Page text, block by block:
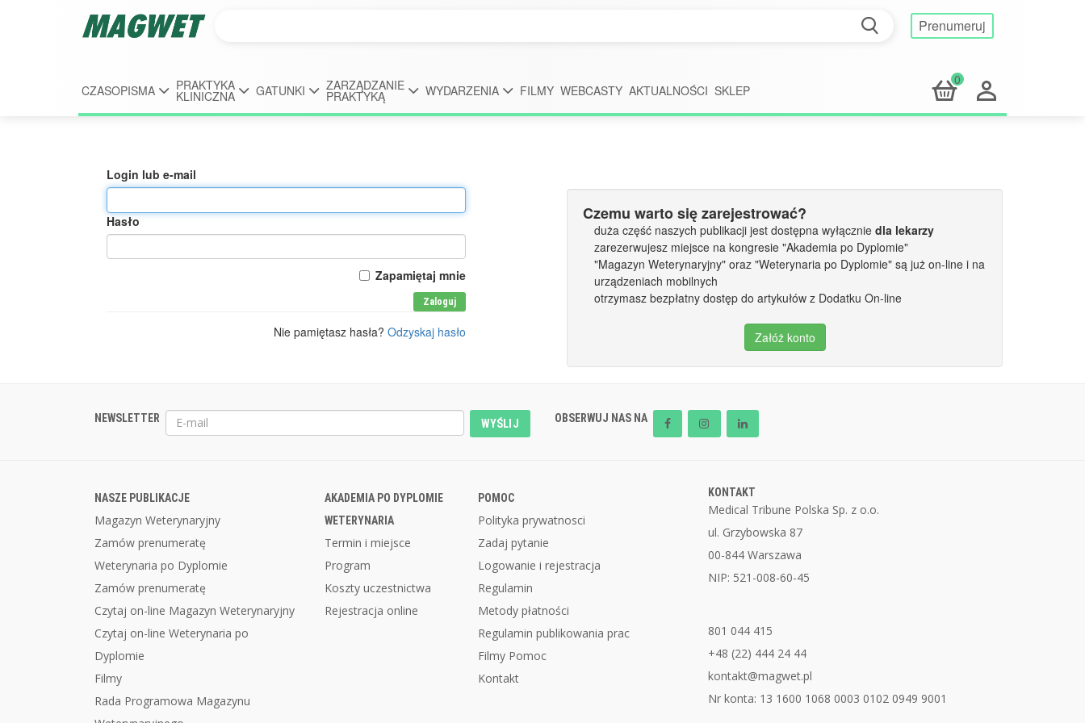
Prenumeruj
CZASOPISMA PRAKTYKA
KLINICZNA GATUNKI ZARZĄDZANIE
PRAKTYKĄ WYDARZENIA FILMY WEBCASTY AKTUALNOŚCI SKLEP
0
Login lub e-mail
Hasło
Zapamiętaj mnie
Zaloguj
Nie pamiętasz hasła? Odzyskaj hasło
Czemu warto się zarejestrować?
duża część naszych publikacji jest dostępna wyłącznie dla lekarzy
zarezerwujesz miejsce na kongresie "Akademia po Dyplomie"
"Magazyn Weterynaryjny" oraz "Weterynaria po Dyplomie" są już on-line i na
urządzeniach mobilnych
otrzymasz bezpłatny dostęp do artykułów z Dodatku On-line
Załóż konto
NEWSLETTER WYŚLIJ OBSERWUJ NAS NA
NASZE PUBLIKACJE
Magazyn Weterynaryjny
Zamów prenumeratę
Weterynaria po Dyplomie
Zamów prenumeratę
Czytaj on-line Magazyn Weterynaryjny
Czytaj on-line Weterynaria po
Dyplomie
Filmy
Rada Programowa Magazynu
AKADEMIA PO DYPLOMIE
WETERYNARIA
Termin i miejsce
Program
Koszty uczestnictwa
Rejestracja online
POMOC
Polityka prywatnosci
Zadaj pytanie
Logowanie i rejestracja
Regulamin
Metody płatności
Regulamin publikowania prac
Filmy Pomoc
Kontakt
KONTAKT
Medical Tribune Polska Sp. z o.o.
ul. Grzybowska 87
00-844 Warszawa
NIP: 521-008-60-45
801 044 415
+48 (22) 444 24 44
kontakt@magwet.pl
Nr konta: 13 1600 1068 0003 0102 0949 9001